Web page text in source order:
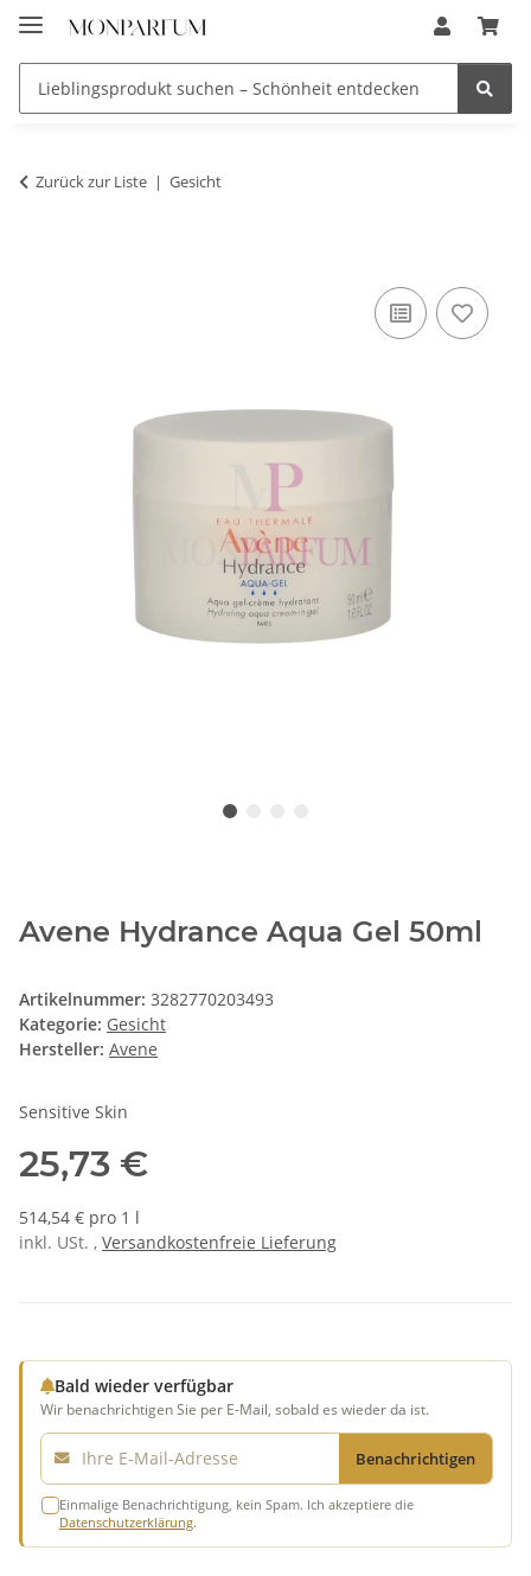
Zurück zur Liste Gesicht
Avene Hydrance Aqua Gel 50ml
Artikelnummer: 3282770203493
Kategorie: Gesicht
Hersteller: Avene
Sensitive Skin
25,73 €
514,54 € pro 1 l
inkl. USt. , Versandkostenfreie Lieferung
Bald wieder verfügbar
Wir benachrichtigen Sie per E-Mail, sobald es wieder da ist.
E-Mail
Benachrichtigen
Einmalige Benachrichtigung, kein Spam. Ich akzeptiere die
Datenschutzerklärung.